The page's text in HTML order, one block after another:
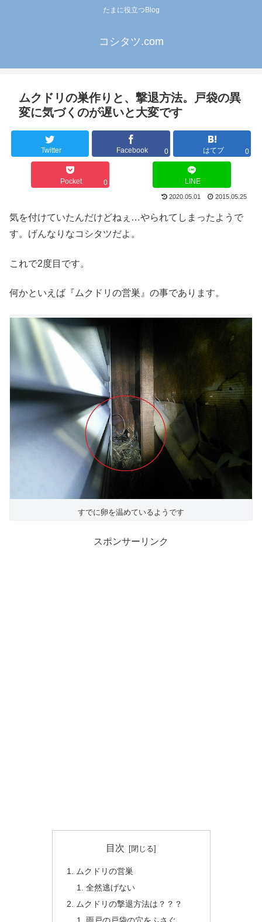
たまに役立つBlog
コシタツ.com
ムクドリの巣作りと、撃退方法。戸袋の異
変に気づくのが遅いと大変です
Twitter Facebook 0 はてブ 0
Pocket 0 LINE
2020.05.01 2015.05.25
気を付けていたんだけどねぇ…やられてしまったようで
す。げんなりなコシタツだよ。
これで2度目です。
何かといえば『ムクドリの営巣』の事であります。
すでに卵を温めているようです
スポンサーリンク
目次
ムクドリの営巣
全然逃げない
ムクドリの撃退方法は？？？